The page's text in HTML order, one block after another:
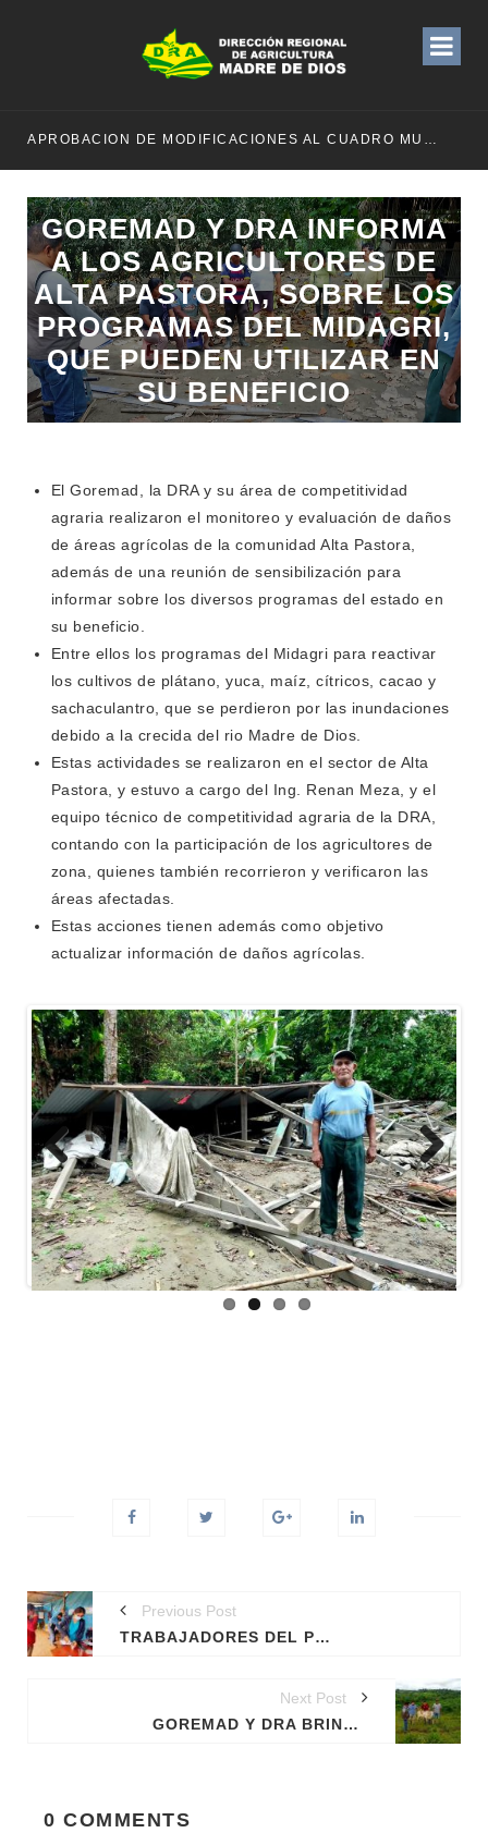
APROBACION DE MODIFICACIONES AL CUADRO MULTIANUAL DE NECESIDADESDE DE LA DIRECCION REGIONAL DE DESARROLLO AGROPECUARIO Y RIEGO MES DE MAYO
GOREMAD Y DRA INFORMA
A LOS AGRICULTORES DE
ALTA PASTORA, SOBRE LOS
PROGRAMAS DEL MIDAGRI,
QUE PUEDEN UTILIZAR EN
SU BENEFICIO
El Goremad, la DRA y su área de competitividad
agraria realizaron el monitoreo y evaluación de daños
de áreas agrícolas de la comunidad Alta Pastora,
además de una reunión de sensibilización para
informar sobre los diversos programas del estado en
su beneficio.
Entre ellos los programas del Midagri para reactivar
los cultivos de plátano, yuca, maíz, cítricos, cacao y
sachaculantro, que se perdieron por las inundaciones
debido a la crecida del rio Madre de Dios.
Estas actividades se realizaron en el sector de Alta
Pastora, y estuvo a cargo del Ing. Renan Meza, y el
equipo técnico de competitividad agraria de la DRA,
contando con la participación de los agricultores de
zona, quienes también recorrieron y verificaron las
áreas afectadas.
Estas acciones tienen además como objetivo
actualizar información de daños agrícolas.
Previous Next
Previous Post
TRABAJADORES DEL PROYECTO CACAO, FUERON INMUNIZADOS CON LA VACUNA DE LA DIFTERIA, TETANOS, HEPATITIS B, ASÍ COMO SU DOSIS DE IVERMECTINA
Next Post
GOREMAD Y DRA BRINDAN ASISTENCIA A BENEFICIARIOS DE PROYECTO GANADERO.
0 COMMENTS